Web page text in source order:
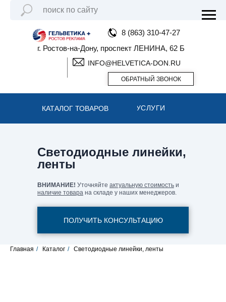
ОБРАТНЫЙ ЗВОНОК
INFO@HELVETICA-DON.RU
г. Ростов-на-Дону, проспект ЛЕНИНА, 62 Б
8 (863) 310-47-27
КАТАЛОГ ТОВАРОВ УСЛУГИ
Светодиодные линейки,
ленты
ВНИМАНИЕ! Уточняйте актуальную стоимость и
наличие товара на складе у наших менеджеров.
ПОЛУЧИТЬ КОНСУЛЬТАЦИЮ
Главная / Каталог / Светодиодные линейки, ленты